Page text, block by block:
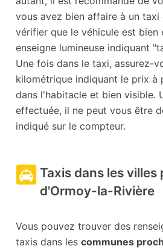
vous avez bien affaire à un taxi
vérifier que le véhicule est bien
enseigne lumineuse indiquant
Une fois dans le taxi, assurez-
kilométrique indiquant le prix à
dans l'habitacle et bien visible.
effectuée, il ne peut vous être
indiqué sur le compteur.
Taxis dans les villes
d'Ormoy-la-Rivière
Vous pouvez trouver des
taxis dans lescommunes